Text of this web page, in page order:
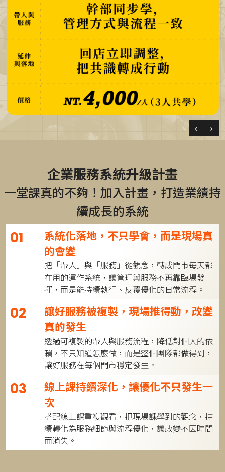
‹ ›
企業服務系統升級計畫
一堂課真的不夠！加入計畫，打造業績持
續成長的系統
01
系統化落地，不只學會，而是現場真
的會變
把「帶人」與「服務」從觀念，轉成門市每天都
在用的運作系統，讓管理與服務不再靠臨場發
揮，而是能持續執行、反覆優化的日常流程。
02
讓好服務被複製，現場推得動，改變
真的發生
透過可複製的帶人與服務流程，降低對個人的依
賴，不只知道怎麼做，而是整個團隊都做得到，
讓好服務在每個門市穩定發生。
03
線上課持續深化，讓優化不只發生一
次
搭配線上課重複觀看，把現場課學到的觀念，持
續轉化為服務細節與流程優化，讓改變不因時間
而消失。